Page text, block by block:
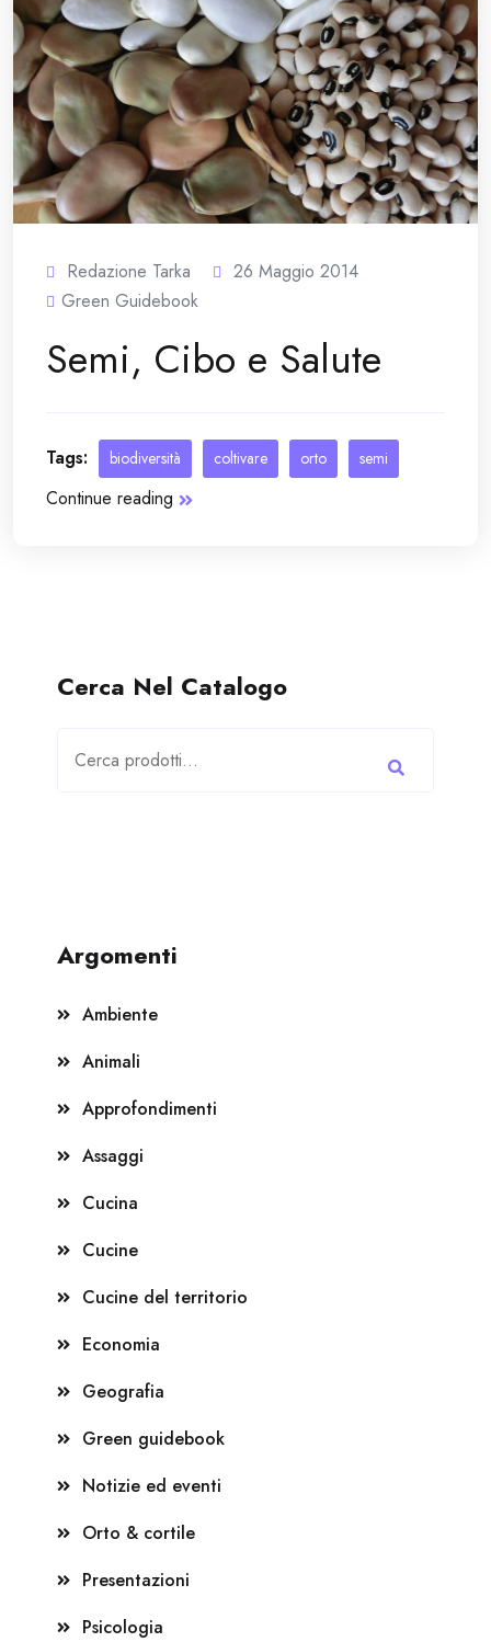
Redazione Tarka
26 Maggio 2014
Green Guidebook
Semi, Cibo e Salute
Tags: biodiversità coltivare orto semi
Continue reading
Cerca Nel Catalogo
Argomenti
Ambiente
Animali
Approfondimenti
Assaggi
Cucina
Cucine
Cucine del territorio
Economia
Geografia
Green guidebook
Notizie ed eventi
Orto & cortile
Presentazioni
Psicologia